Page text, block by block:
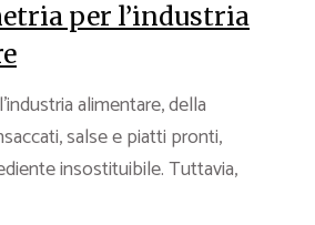
per l’industria
alimentare, della
salse e piatti pronti,
insostituibile. Tuttavia,